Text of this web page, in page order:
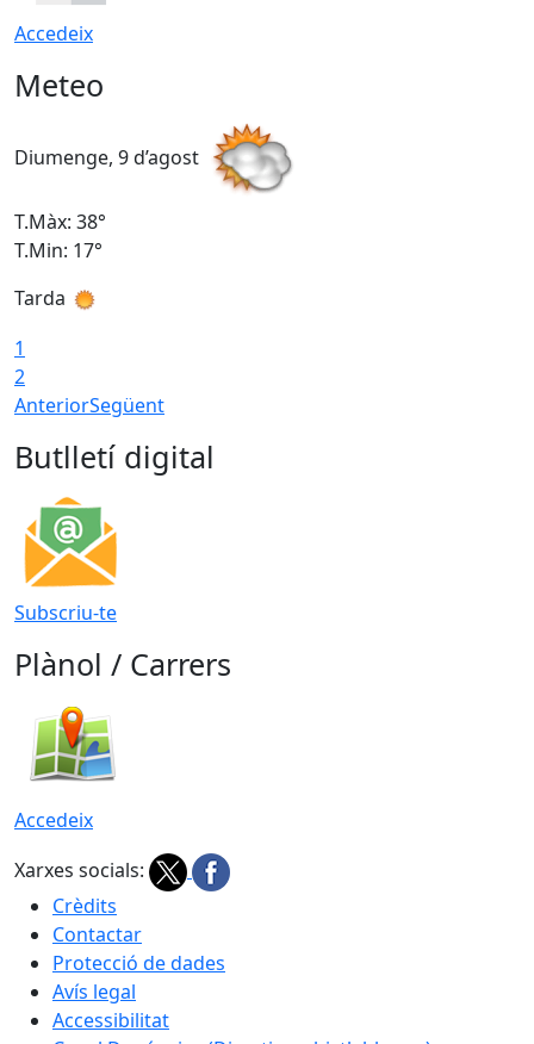
Accedeix
Meteo
Diumenge, 9 d’agost
T.Màx: 38°
T.Min: 17°
Tarda
1
2
AnteriorSegüent
Butlletí digital
Subscriu-te
Plànol / Carrers
Accedeix
Xarxes socials:
Crèdits
Contactar
Protecció de dades
Avís legal
Accessibilitat